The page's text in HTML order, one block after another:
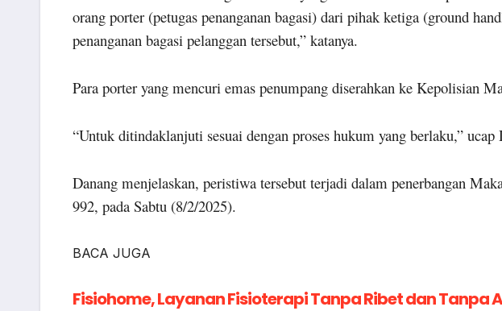
orang porter (petugas penanganan bagasi) dari pihak ketiga (ground
penanganan bagasi pelanggan tersebut,” katanya.
Para porter yang mencuri emas penumpang diserahkan ke Kepolisian
“Untuk ditindaklanjuti sesuai dengan proses hukum yang berlaku,” ucap
Danang menjelaskan, peristiwa tersebut terjadi dalam penerbangan
992, pada Sabtu (8/2/2025).
BACA JUGA
Fisiohome, Layanan Fisioterapi Tanpa Ribet dan Tanpa